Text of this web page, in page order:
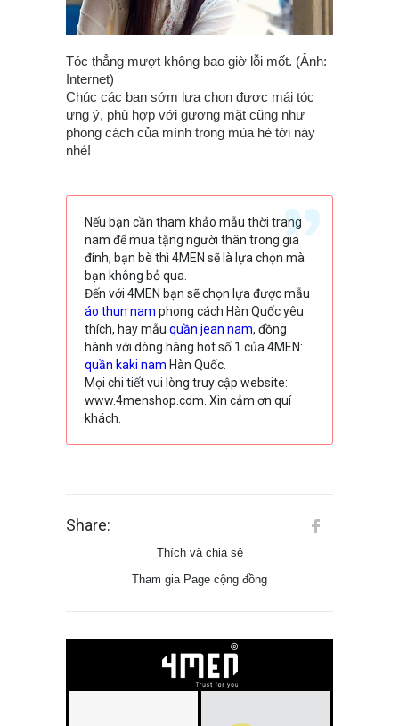
Tóc thẳng mượt không bao giờ lỗi mốt. (Ảnh:
Internet)
Chúc các bạn sớm lựa chọn được mái tóc
ưng ý, phù hợp với gương mặt cũng như
phong cách của mình trong mùa hè tới này
nhé!
Nếu bạn cần tham khảo mẫu thời trang
nam để mua tặng người thân trong gia
đính, bạn bè thì 4MEN sẽ là lựa chọn mà
bạn không bỏ qua.
Đến với 4MEN bạn sẽ chọn lựa được mẫu
áo thun nam phong cách Hàn Quốc yêu
thích, hay mẫu quần jean nam, đồng
hành với dòng hàng hot số 1 của 4MEN:
quần kaki nam Hàn Quốc.
Mọi chi tiết vui lòng truy cập website:
www.4menshop.com. Xin cảm ơn quí
khách.
Share:
Thích và chia sẻ
Tham gia Page cộng đồng